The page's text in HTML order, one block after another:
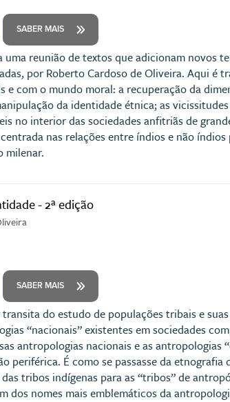
SABER MAIS
uma reunião de textos que adicionam novos
por Roberto Cardoso de Oliveira. Aqui é
e com o mundo moral: a recuperação da
da identidade étnica; as
no interior das sociedades anfitriãs de
nas relações entre índios e não
milenar.
- 2ª edição
SABER MAIS
do estudo de populações tribais e
“nacionais” existentes em sociedades
antropologias nacionais e as antropologias
periférica. É como se passasse da
tribos indígenas para as “tribos” de
dos nomes mais emblemáticos da